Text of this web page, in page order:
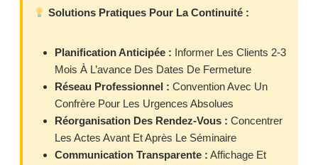
Solutions Pratiques Pour La Continuité :
Planification Anticipée : Informer Les Clients 2-3
Mois À L’avance Des Dates De Fermeture
Réseau Professionnel : Convention Avec Un
Confrère Pour Les Urgences Absolues
Réorganisation Des Rendez-Vous : Concentrer
Les Actes Avant Et Après Le Séminaire
Communication Transparente : Affichage Et